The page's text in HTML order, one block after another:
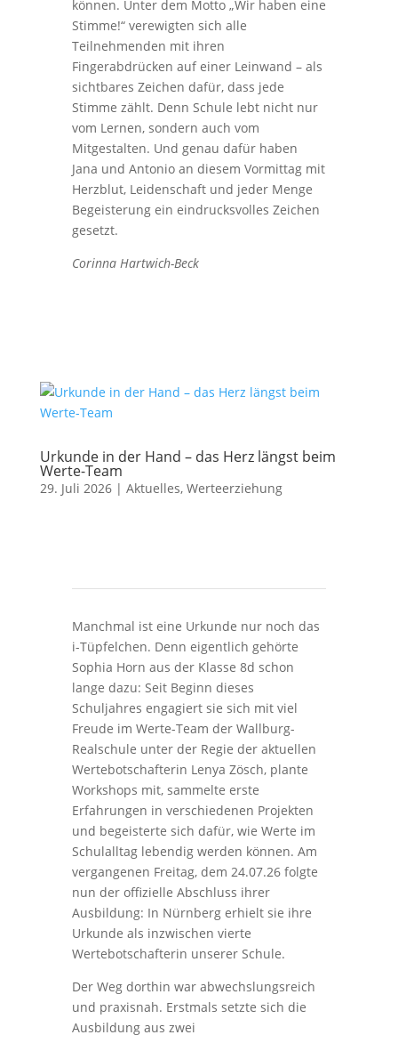
können. Unter dem Motto „Wir haben eine
Stimme!“ verewigten sich alle
Teilnehmenden mit ihren
Fingerabdrücken auf einer Leinwand – als
sichtbares Zeichen dafür, dass jede
Stimme zählt. Denn Schule lebt nicht nur
vom Lernen, sondern auch vom
Mitgestalten. Und genau dafür haben
Jana und Antonio an diesem Vormittag mit
Herzblut, Leidenschaft und jeder Menge
Begeisterung ein eindrucksvolles Zeichen
gesetzt.
Corinna Hartwich-Beck
Urkunde in der Hand – das Herz längst beim
Werte-Team
29. Juli 2026| Aktuelles, Werteerziehung
Manchmal ist eine Urkunde nur noch das
i-Tüpfelchen. Denn eigentlich gehörte
Sophia Horn aus der Klasse 8d schon
lange dazu: Seit Beginn dieses
Schuljahres engagiert sie sich mit viel
Freude im Werte-Team der Wallburg-
Realschule unter der Regie der aktuellen
Wertebotschafterin Lenya Zösch, plante
Workshops mit, sammelte erste
Erfahrungen in verschiedenen Projekten
und begeisterte sich dafür, wie Werte im
Schulalltag lebendig werden können. Am
vergangenen Freitag, dem 24.07.26 folgte
nun der offizielle Abschluss ihrer
Ausbildung: In Nürnberg erhielt sie ihre
Urkunde als inzwischen vierte
Wertebotschafterin unserer Schule.
Der Weg dorthin war abwechslungsreich
und praxisnah. Erstmals setzte sich die
Ausbildung aus zwei